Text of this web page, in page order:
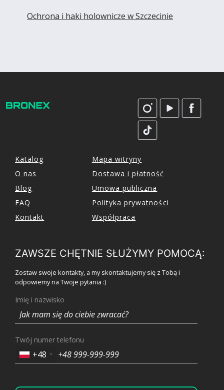
Ochrona i haki holownicze w Szczecinie
Katalog
O nas
Blog
FAQ
Kontakt
Mapa witryny
Dostawa i płatność
Umowa publiczna
Polityka prywatności
Współpraca
ZAWSZE CHĘTNIE SŁUŻYMY POMOCĄ:
Zostaw swoje kontakty, a my skontaktujemy się z Tobą i
odpowiemy na Twoje pytania :)
Imię i nazwisko
Twój numer telefonu
+48